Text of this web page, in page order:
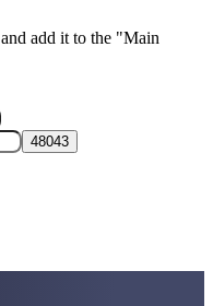
and add it to the "Main